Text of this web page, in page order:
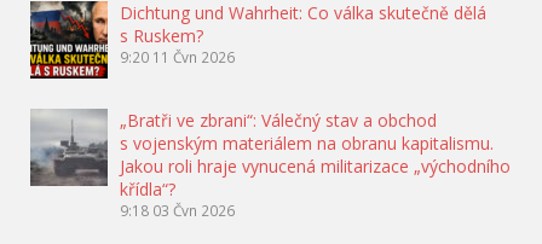
Dichtung und Wahrheit: Co válka skutečně dělá
s Ruskem?
9:20 11 Čvn 2026
„Bratři ve zbrani“: Válečný stav a obchod
s vojenským materiálem na obranu kapitalismu.
Jakou roli hraje vynucená militarizace „východního
křídla“?
9:18 03 Čvn 2026